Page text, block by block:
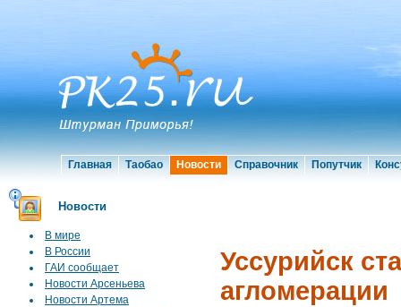
Главная Таобао Новости Справочник Попутчик
Новости
В мире
В России
ГАИ сообщает
Новости Арсеньева
Новости Артема
Уссурийск
агломерации